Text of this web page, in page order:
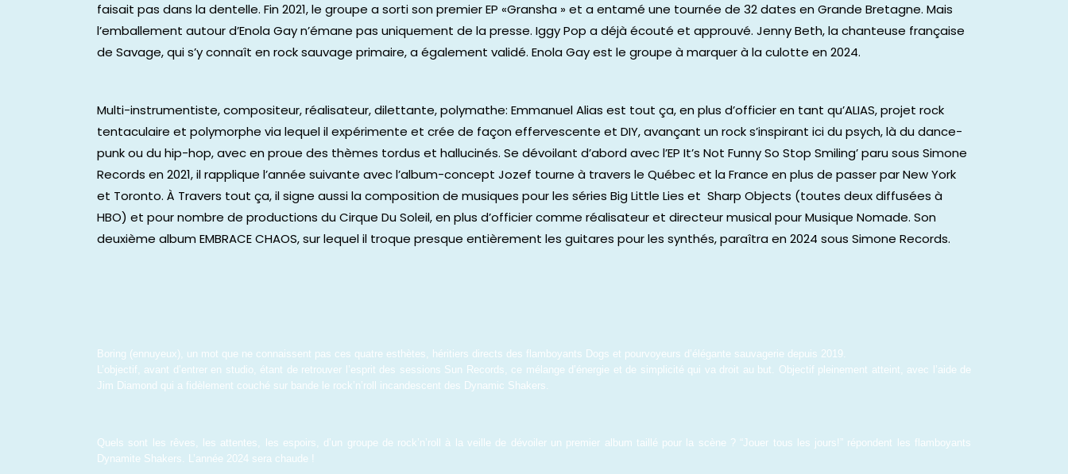
faisait pas dans la dentelle. Fin 2021, le groupe a sorti son premier EP «Gransha » et a entamé une tournée de 32 dates en Grande Bretagne. Mais
l’emballement autour d’Enola Gay n’émane pas uniquement de la presse. Iggy Pop a déjà écouté et approuvé. Jenny Beth, la chanteuse française
de Savage, qui s’y connaît en rock sauvage primaire, a également validé. Enola Gay est le groupe à marquer à la culotte en 2024.
Multi-instrumentiste, compositeur, réalisateur, dilettante, polymathe: Emmanuel Alias est tout ça, en plus d’officier en tant qu’ALIAS, projet rock
tentaculaire et polymorphe via lequel il expérimente et crée de façon effervescente et DIY, avançant un rock s’inspirant ici du psych, là du dance-
punk ou du hip-hop, avec en proue des thèmes tordus et hallucinés. Se dévoilant d’abord avec l’EP It’s Not Funny So Stop Smiling’ paru sous Simone
Records en 2021, il rapplique l’année suivante avec l’album-concept Jozef tourne à travers le Québec et la France en plus de passer par New York
et Toronto. À Travers tout ça, il signe aussi la composition de musiques pour les séries Big Little Lies et Sharp Objects (toutes deux diffusées à
HBO) et pour nombre de productions du Cirque Du Soleil, en plus d’officier comme réalisateur et directeur musical pour Musique Nomade. Son
deuxième album EMBRACE CHAOS, sur lequel il troque presque entièrement les guitares pour les synthés, paraîtra en 2024 sous Simone Records.
Boring (ennuyeux), un mot que ne connaissent pas ces quatre esthètes, héritiers directs des flamboyants Dogs et pourvoyeurs d’élégante sauvagerie depuis 2019.
L’objectif, avant d’entrer en studio, étant de retrouver l’esprit des sessions Sun Records, ce mélange d’énergie et de simplicité qui va droit au but. Objectif pleinement atteint, avec l’aide de
Jim Diamond qui a fidèlement couché sur bande le rock’n’roll incandescent des Dynamic Shakers.
Quels sont les rêves, les attentes, les espoirs, d’un groupe de rock’n’roll à la veille de dévoiler un premier album taillé pour la scène ? “Jouer tous les jours!” répondent les flamboyants
Dynamite Shakers. L’année 2024 sera chaude !